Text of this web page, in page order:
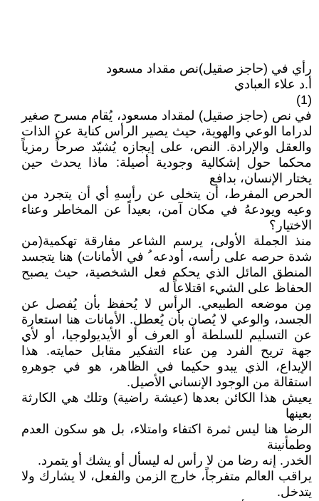
رأي في (حاجز صقيل)نص مقداد مسعود
أ.د علاء العبادي
(1)
في نص (حاجز صقيل) لمقداد مسعود، يُقام مسرح صغير
لدراما الوعي والهوية، حيث يصير الرأس كناية عن الذات
والعقل والإرادة. النص، على إيجازه يُشيّد صرحاً رمزياً
محكما حول إشكالية وجودية أصيلة: ماذا يحدث حين
يختار الإنسان، بدافع
الحرص المفرط، أن يتخلى عن رأسهِ أي أن يتجرد من
وعيه ويودعهُ في مكان آمن، بعيداً عن المخاطر وعناء
الاختيار؟
منذ الجملة الأولى، يرسم الشاعر مفارقة تهكمية(من
شدة حرصه على رأسه، أودعه ُ في الأمانات) هنا يتجسد
المنطق المائل الذي يحكم فعل الشخصية، حيث يصبح
الحفاظ على الشيء اقتلاعاً له
مِن موضعه الطبيعي. الرأس لا يُحفظ بأن يُفصل عن
الجسد، والوعي لا يُصان بأن يُعطل. الأمانات هنا استعارة
عن التسليم للسلطة أو العرف أو الأيديولوجيا، أو لأي
جهة تريح الفرد مِن عناء التفكير مقابل حمايته. هذا
الإيداع، الذي يبدو حكيما في الظاهر، هو في جوهرهِ
استقالة من الوجود الإنساني الأصيل.
يعيش هذا الكائن بعدها (عيشة راضية) وتلك هي الكارثة
بعينها
الرضا هنا ليس ثمرة اكتفاء وامتلاء، بل هو سكون العدم
وطمأنينة
الخدر. إنه رضا من لا رأس له ليسأل أو يشك أو يتمرد.
يراقب العالم متفرجاً، خارج الزمن والفعل، لا يشارك ولا
يتدخل.